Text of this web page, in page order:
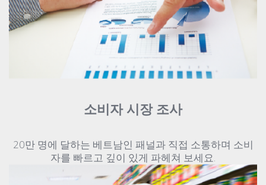
소비자 시장 조사
20만 명에 달하는 베트남인 패널과 직접 소통하며 소비
자를 빠르고 깊이 있게 파헤쳐 보세요.